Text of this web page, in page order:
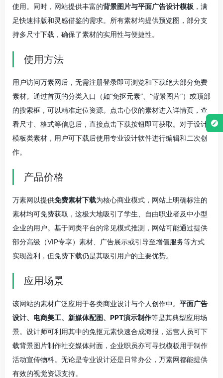
使用。同时，网站提供丰富的背景图片与平面广告设计模板 ，满
足快速排版和灵感借鉴的需求。所有素材均提供预览图，部分支
持多尺寸下载，确保了素材的实用性与便捷性。
使用方法
用户访问万素网后，无需注册登录即可浏览和下载绝大部分免费
素材。通过首页的分类入口（如“免抠元素”、“背景图片”）或顶部
的搜索框，可以精准定位资源。点击心仪的素材进入详情页，查
看尺寸、格式等信息后，直接点击下载按钮即可获取。对于设计
模板类素材，用户可下载后使用专业设计软件进行编辑和二次创
作。
产品价格
万素网以提供免费素材下载为核心商业模式，网站上明确标注的
素材均可免费获取，这极大地吸引了学生、自由职业者及中小型
企业的用户。基于同类平台的常见模式推测，网站可能通过提供
部分高级（VIP专享）素材、广告展示或引导至增值服务等方式
实现盈利，但免费下载仍是其吸引用户的主要优势。
应用场景
该网站的素材广泛应用于各类商业设计与个人创作中。 平面广告
设计、电商美工、新媒体配图、PPT演示制作等是其典型应用场
景。设计师可利用其中的免抠元素快速合成海报，运营人员可下
载背景图片制作社交媒体封面，企业职员亦可寻找模板用于制作
活动宣传物料。无论是专业设计还是日常办公，万素网都能提供
有效的视觉资源支持。